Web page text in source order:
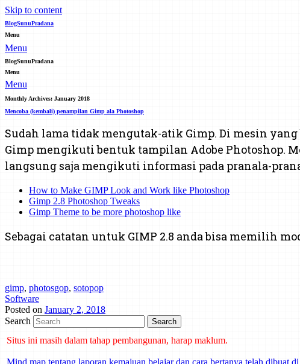
Skip to content
BlogSunuPradana
Menu
Menu
BlogSunuPradana
Menu
Menu
Monthly Archives: January 2018
Mencoba (kembali) penampilan Gimp ala Photoshop
Sudah lama tidak mengutak-atik Gimp. Di mesin
Gimp mengikuti bentuk tampilan Adobe Photoshop.
langsung saja mengikuti informasi pada pranala-
How to Make GIMP Look and Work like Photoshop
Gimp 2.8 Photoshop Tweaks
Gimp Theme to be more photoshop like
Sebagai catatan untuk GIMP 2.8 anda bisa memilih
gimp, photosgop, sotopop
Software
Posted on January 2, 2018
Search
Situs ini masih dalam tahap pembangunan, harap maklum.
Mind map tentang laporan kemajuan belajar dan cara bertanya telah dibuat